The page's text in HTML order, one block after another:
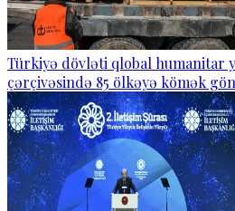
Türkiyə dövləti qlobal humanitar
çərçivəsində 85 ölkəyə kömək